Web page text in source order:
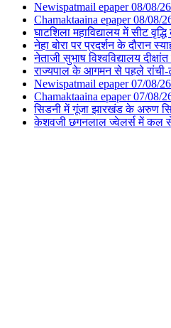
Newispatmail epaper 08/08/26
Chamaktaaina epaper 08/08/
घाटशिला महाविद्यालय में सीट
नेहा बोरा पर प्रदर्शन के दौरान
नेताजी सुभाष विश्वविद्यालय
राज्यपाल के आगमन से पहले रांची-
Newispatmail epaper 07/08/26
Chamaktaaina epaper 07/08/
सिडनी में गूंजा झारखंड के अरुण
केशवजी छगनलाल ज्वेलर्स में कल से